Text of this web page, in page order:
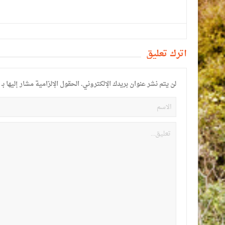
أترك تعليق
لن يتم نشر عنوان بريدك الإلكتروني.الحقول الإلزامية مشار إليها بـ